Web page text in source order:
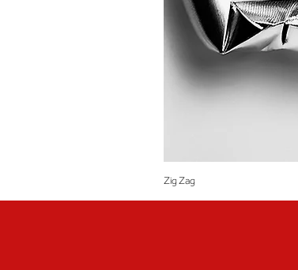
Zig Zag